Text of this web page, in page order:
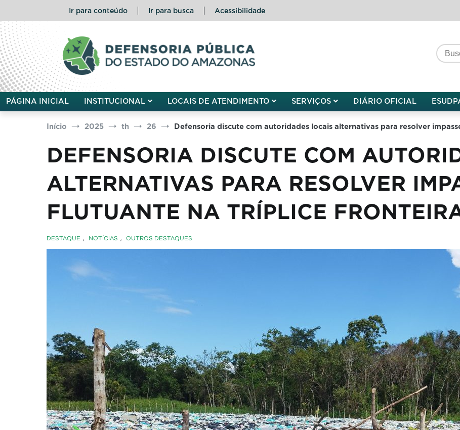
o
conteúdo
Ir para conteúdo Ir para busca Acessibilidade
Defensoria Pública do Estado do Amazonas
PÁGINA INICIAL INSTITUCIONAL LOCAIS DE ATENDIMENTO SERVIÇOS DIÁRIO OFICIAL
Início 2025 th 26 Defensoria discute com autoridades locais alternativas para resolver
DEFENSORIA DISCUTE COM
ALTERNATIVAS PARA RESOLVER
FLUTUANTE NA TRÍPLICE
DESTAQUE , NOTÍCIAS , OUTROS DESTAQUES